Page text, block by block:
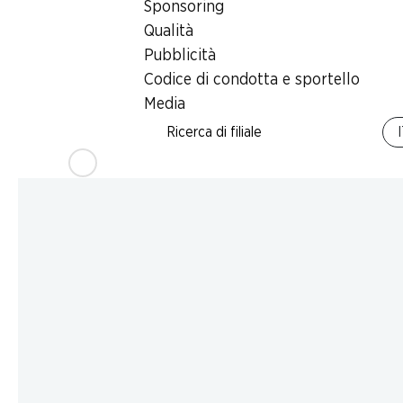
Sponsoring
Qualità
Pubblicità
Codice di condotta e sportello
Media
Ricerca di filiale